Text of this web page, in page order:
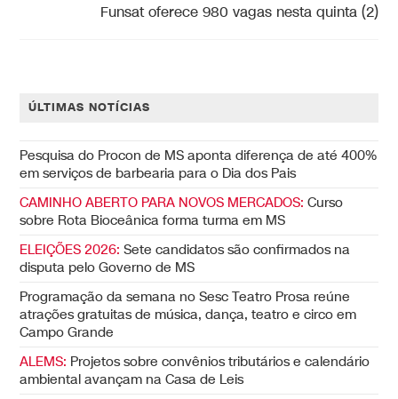
Funsat oferece 980 vagas nesta quinta (2)
ÚLTIMAS NOTÍCIAS
Pesquisa do Procon de MS aponta diferença de até 400%
em serviços de barbearia para o Dia dos Pais
CAMINHO ABERTO PARA NOVOS MERCADOS: Curso
sobre Rota Bioceânica forma turma em MS
ELEIÇÕES 2026: Sete candidatos são confirmados na
disputa pelo Governo de MS
Programação da semana no Sesc Teatro Prosa reúne
atrações gratuitas de música, dança, teatro e circo em
Campo Grande
ALEMS: Projetos sobre convênios tributários e calendário
ambiental avançam na Casa de Leis